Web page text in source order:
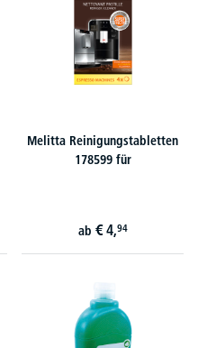
Melitta Reinigungstabletten
178599 für
ab € 4,94